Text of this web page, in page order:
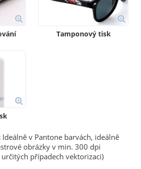
Tamponový tisk
Ideálně v Pantone barvách, ideálně
obrázky v min. 300 dpi
případech vektorizaci)